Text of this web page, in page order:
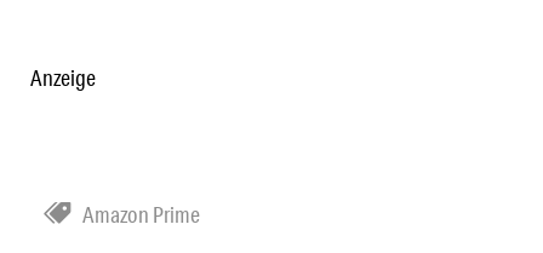
Anzeige
Amazon Prime